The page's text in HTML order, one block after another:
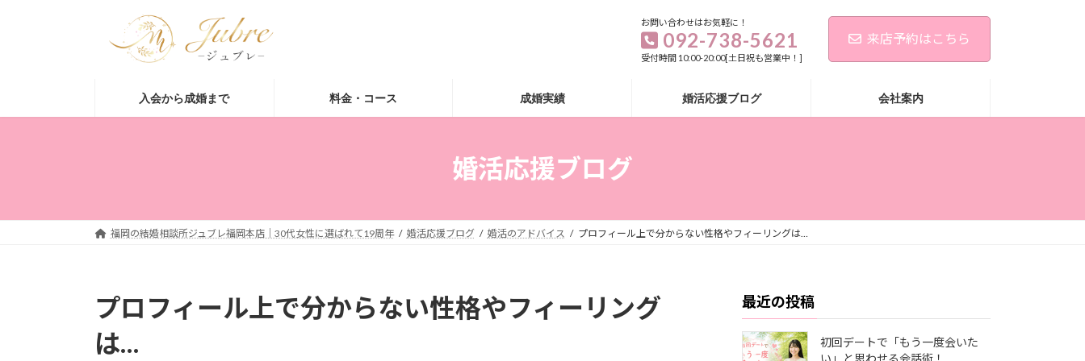
お問い合わせはお気軽に！
092-738-5621
受付時間 10:00-20:00[土日祝も営業中！]
来店予約はこちら
入会から成婚まで 料金・コース 成婚実績 婚活応援ブログ 会社案内
婚活応援ブログ
福岡の結婚相談所ジュブレ福岡本店｜30代女性に選ばれて19周年 婚活応援ブログ 婚活のアドバイス プロフィール上で分からない性格やフィーリングは…
プロフィール上で分からない性格やフィーリング
は…
最近の投稿
初回デートで「もう一度会いた
い」と思わせる会話術！